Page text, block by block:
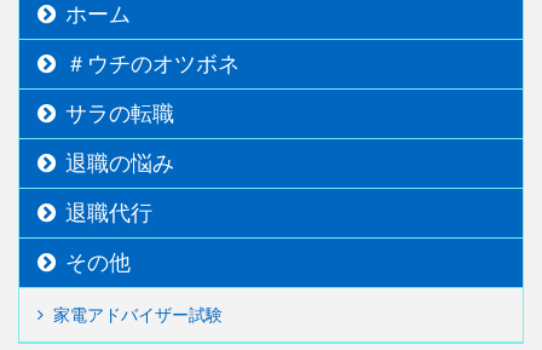
ホーム
＃ウチのオツボネ
サラの転職
退職の悩み
退職代行
その他
家電アドバイザー試験